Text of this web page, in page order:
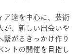
ア達を中心に、芸術
が、新しい出会いや
繋がるきっかけ作り
ントの開催を目指し